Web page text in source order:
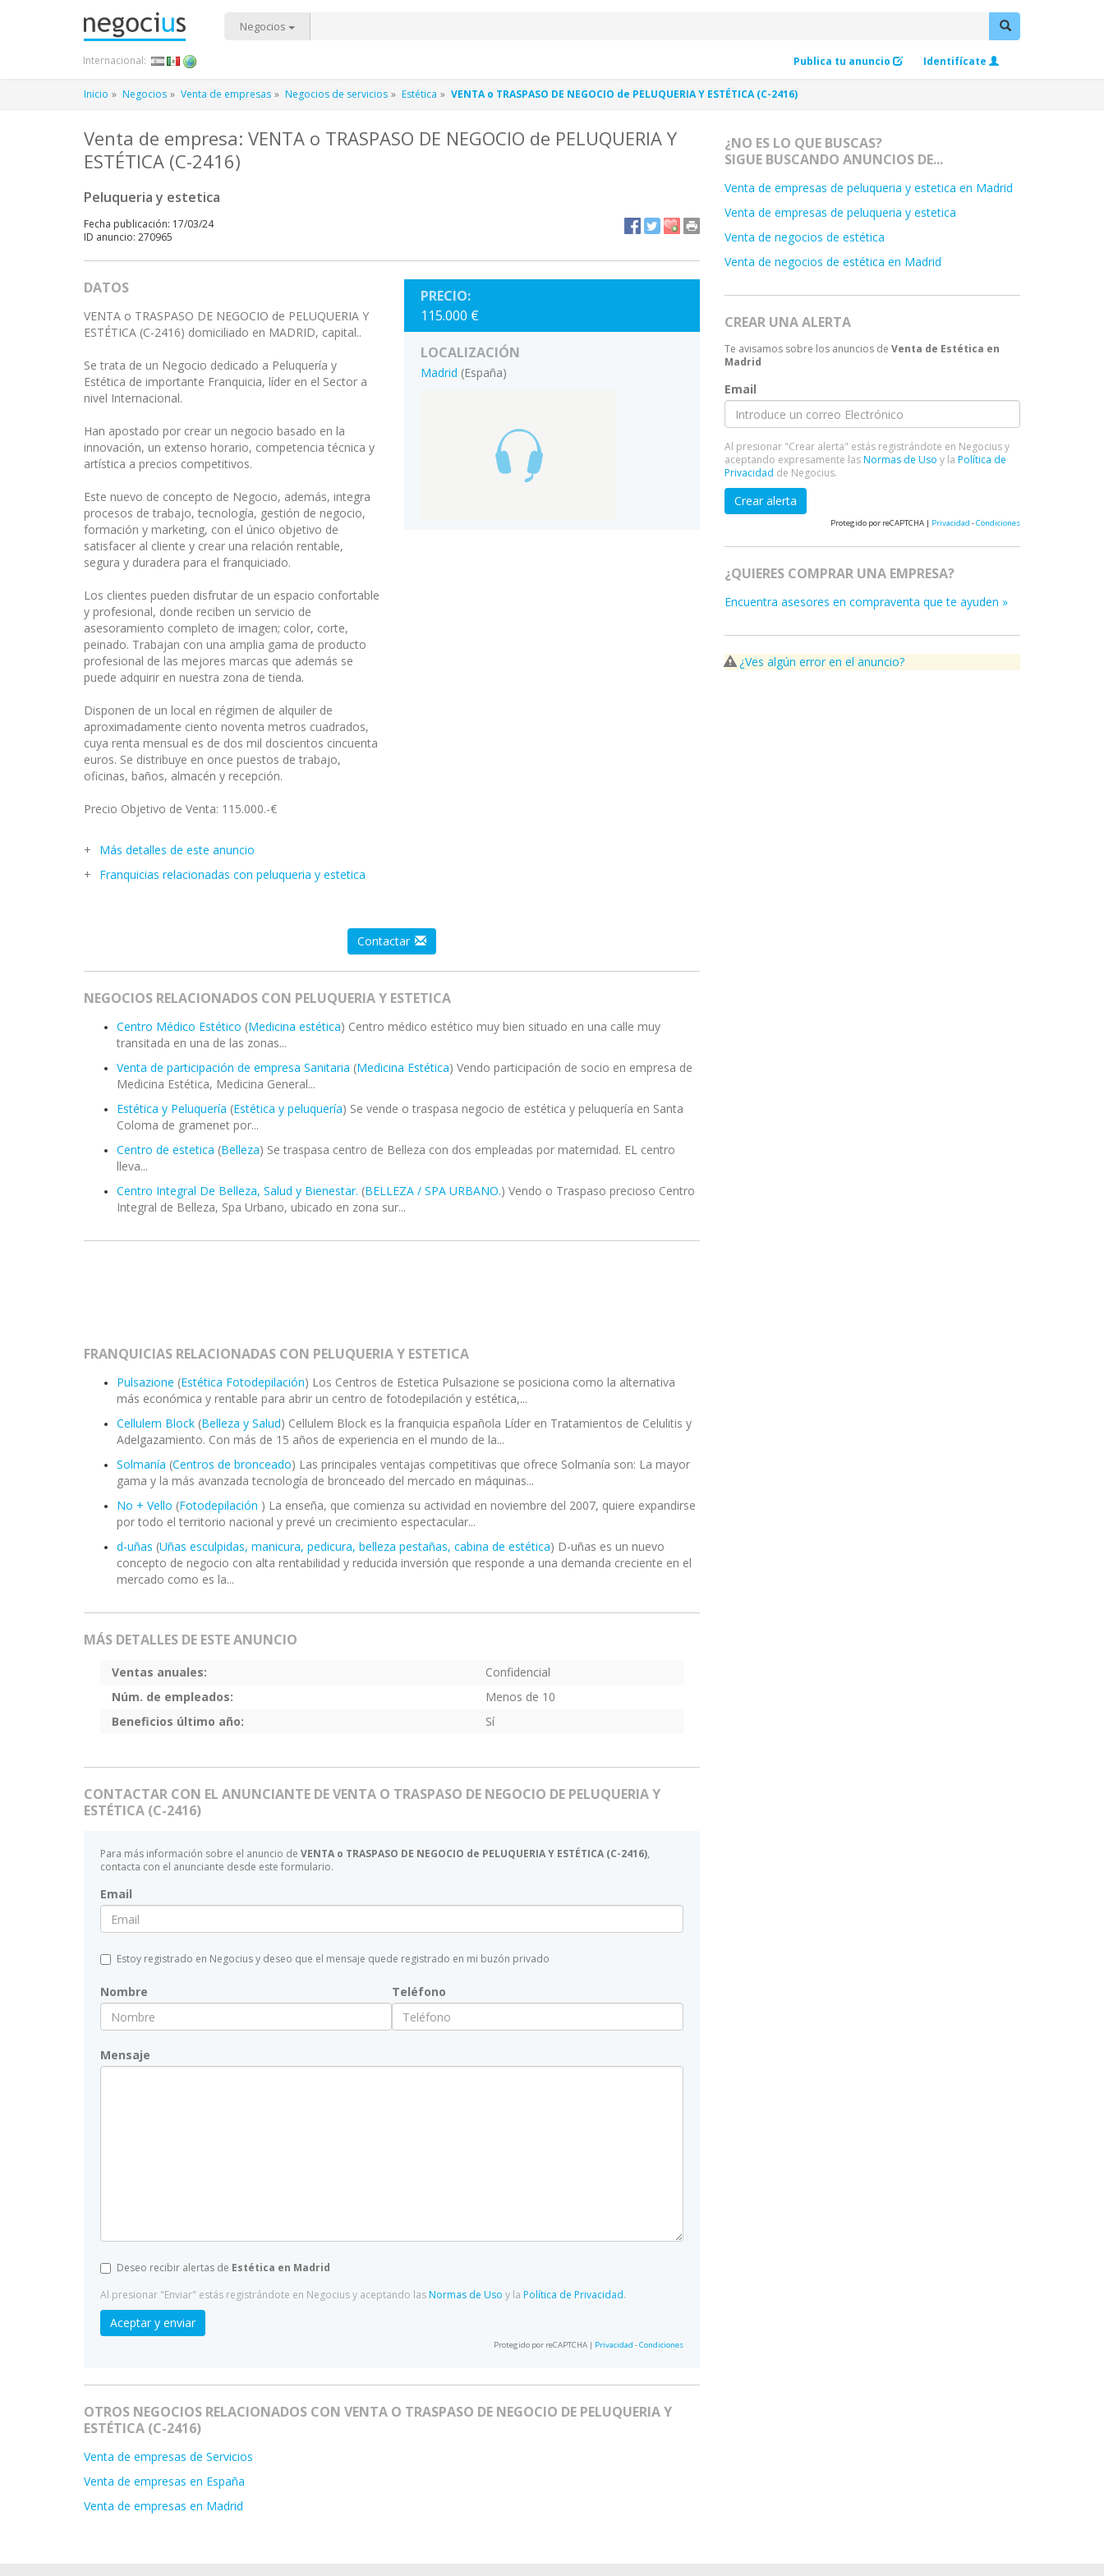
Negocios
Publica tu anuncio Identifícate
Internacional:
Inicio Negocios Venta de empresas Negocios de servicios Estética VENTA o TRASPASO DE NEGOCIO de PELUQUERIA Y ESTÉTICA (C-2416)
Venta de empresa: VENTA o TRASPASO DE NEGOCIO de PELUQUERIA Y
ESTÉTICA (C-2416)
Peluqueria y estetica
Fecha publicación: 17/03/24
ID anuncio: 270965
DATOS
VENTA o TRASPASO DE NEGOCIO de PELUQUERIA Y
ESTÉTICA (C-2416) domiciliado en MADRID, capital..
Se trata de un Negocio dedicado a Peluquería y
Estética de importante Franquicia, líder en el Sector a
nivel Internacional.
Han apostado por crear un negocio basado en la
innovación, un extenso horario, competencia técnica y
artística a precios competitivos.
Este nuevo de concepto de Negocio, además, integra
procesos de trabajo, tecnología, gestión de negocio,
formación y marketing, con el único objetivo de
satisfacer al cliente y crear una relación rentable,
segura y duradera para el franquiciado.
Los clientes pueden disfrutar de un espacio confortable
y profesional, donde reciben un servicio de
asesoramiento completo de imagen; color, corte,
peinado. Trabajan con una amplia gama de producto
profesional de las mejores marcas que además se
puede adquirir en nuestra zona de tienda.
Disponen de un local en régimen de alquiler de
aproximadamente ciento noventa metros cuadrados,
cuya renta mensual es de dos mil doscientos cincuenta
euros. Se distribuye en once puestos de trabajo,
oficinas, baños, almacén y recepción.
Precio Objetivo de Venta: 115.000.-€
Más detalles de este anuncio
Franquicias relacionadas con peluqueria y estetica
PRECIO:
115.000 €
LOCALIZACIÓN
Madrid (España)
Contactar
NEGOCIOS RELACIONADOS CON PELUQUERIA Y ESTETICA
Centro Médico Estético (Medicina estética) Centro médico estético muy bien situado en una calle muy
transitada en una de las zonas...
Venta de participación de empresa Sanitaria (Medicina Estética) Vendo participación de socio en empresa de
Medicina Estética, Medicina General...
Estética y Peluquería (Estética y peluquería) Se vende o traspasa negocio de estética y peluquería en Santa
Coloma de gramenet por...
Centro de estetica (Belleza) Se traspasa centro de Belleza con dos empleadas por maternidad. EL centro
lleva...
Centro Integral De Belleza, Salud y Bienestar. (BELLEZA / SPA URBANO.) Vendo o Traspaso precioso Centro
Integral de Belleza, Spa Urbano, ubicado en zona sur...
FRANQUICIAS RELACIONADAS CON PELUQUERIA Y ESTETICA
Pulsazione (Estética Fotodepilación) Los Centros de Estetica Pulsazione se posiciona como la alternativa
más económica y rentable para abrir un centro de fotodepilación y estética,...
Cellulem Block (Belleza y Salud) Cellulem Block es la franquicia española Líder en Tratamientos de Celulitis y
Adelgazamiento. Con más de 15 años de experiencia en el mundo de la...
Solmanía (Centros de bronceado) Las principales ventajas competitivas que ofrece Solmanía son: La mayor
gama y la más avanzada tecnología de bronceado del mercado en máquinas...
No + Vello (Fotodepilación ) La enseña, que comienza su actividad en noviembre del 2007, quiere expandirse
por todo el territorio nacional y prevé un crecimiento espectacular...
d-uñas (Uñas esculpidas, manicura, pedicura, belleza pestañas, cabina de estética) D-uñas es un nuevo
concepto de negocio con alta rentabilidad y reducida inversión que responde a una demanda creciente en el
mercado como es la...
MÁS DETALLES DE ESTE ANUNCIO
Ventas anuales:
Confidencial
Núm. de empleados:
Menos de 10
Beneficios último año:
Sí
CONTACTAR CON EL ANUNCIANTE DE VENTA O TRASPASO DE NEGOCIO DE PELUQUERIA Y
ESTÉTICA (C-2416)
Para más información sobre el anuncio de VENTA o TRASPASO DE NEGOCIO de PELUQUERIA Y ESTÉTICA (C-2416),
contacta con el anunciante desde este formulario.
Email
Estoy registrado en Negocius y deseo que el mensaje quede registrado en mi buzón privado
Nombre Teléfono
Mensaje
Deseo recibir alertas de Estética en Madrid
Al presionar "Enviar" estás registrándote en Negocius y aceptando las Normas de Uso y la Política de Privacidad.
Aceptar y enviar
Protegido por reCAPTCHA | Privacidad -Condiciones
OTROS NEGOCIOS RELACIONADOS CON VENTA O TRASPASO DE NEGOCIO DE PELUQUERIA Y
ESTÉTICA (C-2416)
Venta de empresas de Servicios
Venta de empresas en España
Venta de empresas en Madrid
¿NO ES LO QUE BUSCAS?
SIGUE BUSCANDO ANUNCIOS DE...
Venta de empresas de peluqueria y estetica en Madrid
Venta de empresas de peluqueria y estetica
Venta de negocios de estética
Venta de negocios de estética en Madrid
CREAR UNA ALERTA
Te avisamos sobre los anuncios de Venta de Estética en
Madrid
Email
Al presionar "Crear alerta" estás registrándote en Negocius y
aceptando expresamente lasNormas de Uso y la Política de
Privacidad de Negocius.
Crear alerta
Protegido por reCAPTCHA | Privacidad -Condiciones
¿QUIERES COMPRAR UNA EMPRESA?
Encuentra asesores en compraventa que te ayuden »
¿Ves algún error en el anuncio?